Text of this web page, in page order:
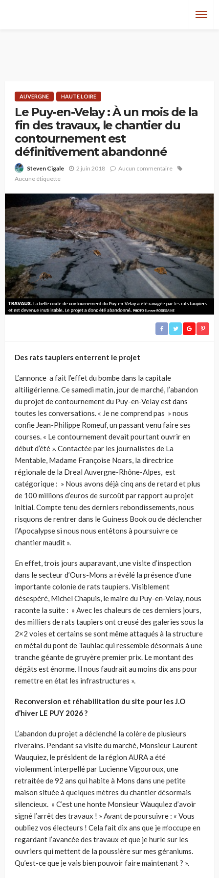
AUVERGNE HAUTE LOIRE
Le Puy-en-Velay : À un mois de la
fin des travaux, le chantier du
contournement est
définitivement abandonné
Steven Cigale 2 juin 2018
Aucun commentaire
Aucune étiquette
Des rats taupiers enterrent le projet
L’annonce a fait l’effet du bombe dans la capitale
altiligérienne. Ce samedi matin, jour de marché, l’abandon
du projet de contournement du Puy-en-Velay est dans
toutes les conversations. « Je ne comprend pas » nous
confie Jean-Philippe Romeuf, un passant venu faire ses
courses. « Le contournement devait pourtant ouvrir en
début d’été ». Contactée par les journalistes de La
Mentable, Madame Françoise Noars, la directrice
régionale de la Dreal Auvergne-Rhône-Alpes, est
catégorique : » Nous avons déjà cinq ans de retard et plus
de 100 millions d’euros de surcoût par rapport au projet
initial. Compte tenu des derniers rebondissements, nous
risquons de rentrer dans le Guiness Book ou de déclencher
l’Apocalypse si nous nous entêtons à poursuivre ce
chantier maudit ».
En effet, trois jours auparavant, une visite d’inspection
dans le secteur d’Ours-Mons a révélé la présence d’une
importante colonie de rats taupiers. Visiblement
désespéré, Michel Chapuis, le maire du Puy-en-Velay, nous
raconte la suite : » Avec les chaleurs de ces derniers jours,
des milliers de rats taupiers ont creusé des galeries sous la
2×2 voies et certains se sont même attaqués à la structure
en métal du pont de Tauhlac qui ressemble désormais à une
tranche géante de gruyère premier prix. Le montant des
dégâts est énorme. Il nous faudrait au moins dix ans pour
remettre en état les infrastructures ».
Reconversion et réhabilitation du site pour les J.O
d’hiver LE PUY 2026 ?
L’abandon du projet a déclenché la colère de plusieurs
riverains. Pendant sa visite du marché, Monsieur Laurent
Wauquiez, le président de la région AURA a été
violemment interpellé par Lucienne Vigouroux, une
retraitée de 92 ans qui habite à Mons dans une petite
maison située à quelques mètres du chantier désormais
silencieux. » C’est une honte Monsieur Wauquiez d’avoir
signé l’arrêt des travaux ! » Avant de poursuivre : « Vous
oubliez vos électeurs ! Cela fait dix ans que je m’occupe en
regardant l’avancée des travaux et que je hurle sur les
ouvriers qui mettent de la poussière sur mes géraniums.
Qu’est-ce que je vais bien pouvoir faire maintenant ? ».